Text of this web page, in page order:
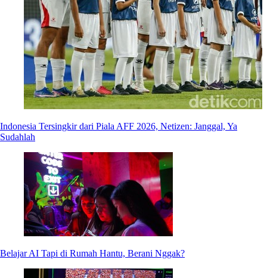
Indonesia Tersingkir dari Piala AFF 2026, Netizen: Janggal, Ya
Sudahlah
Belajar AI Tapi di Rumah Hantu, Berani Nggak?